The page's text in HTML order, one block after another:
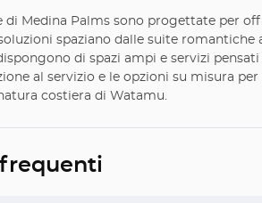
di Medina Palms sono progettate per
spaziano dalle suite
di spazi ampi e servizi
al servizio e le opzioni su misura
costiera di Watamu.